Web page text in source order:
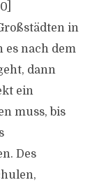
0]
in
es nach dem
dann
ein
muss, bis
Des